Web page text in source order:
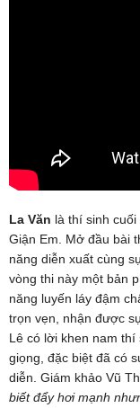
La Văn là thí sinh
Giận Em. Mở đầu bài
năng diễn xuất cùng
vòng thi này một bản
năng luyến láy đậm
trọn vẹn, nhận được
Lê có lời khen nam
giọng, đặc biệt đã có
diễn. Giám khảo Vũ
biết đẩy hơi mạnh